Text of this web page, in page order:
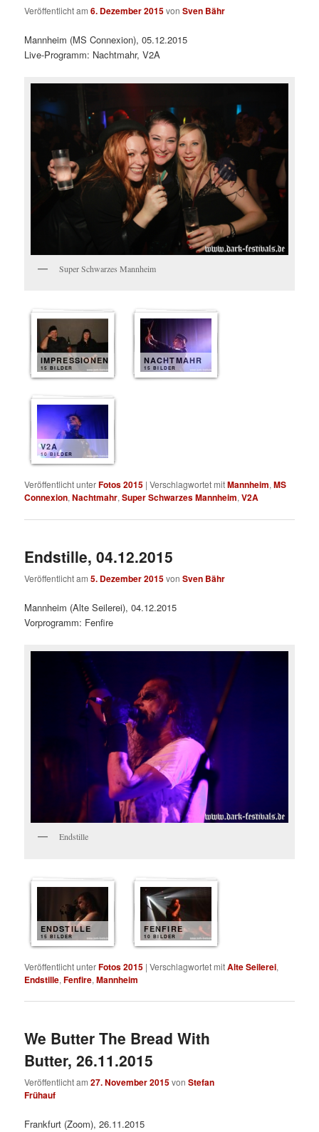
Veröffentlicht am6. Dezember 2015vonSven Bähr
Mannheim (MS Connexion), 05.12.2015
Live-Programm: Nachtmahr, V2A
Super Schwarzes Mannheim
IMPRESSIONEN
15 BILDER
NACHTMAHR
15 BILDER
V2A
10 BILDER
Veröffentlicht unterFotos 2015 |Verschlagwortet mitMannheim,MS
Connexion,Nachtmahr,Super Schwarzes Mannheim,V2A
Endstille, 04.12.2015
Veröffentlicht am5. Dezember 2015vonSven Bähr
Mannheim (Alte Seilerei), 04.12.2015
Vorprogramm: Fenfire
Endstille
ENDSTILLE
15 BILDER
FENFIRE
10 BILDER
Veröffentlicht unterFotos 2015 |Verschlagwortet mitAlte Seilerei,
Endstille,Fenfire,Mannheim
We Butter The Bread With
Butter, 26.11.2015
Veröffentlicht am27. November 2015vonStefan
Frühauf
Frankfurt (Zoom), 26.11.2015